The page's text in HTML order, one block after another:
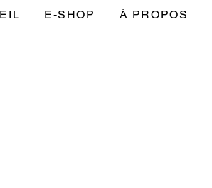
E-SHOP À PROPOS